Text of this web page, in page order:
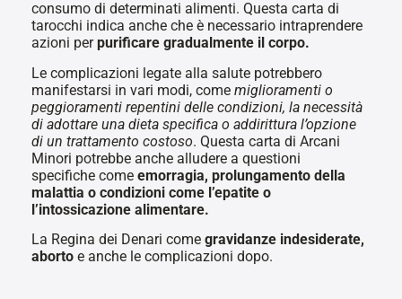
consumo di determinati alimenti. Questa carta di
tarocchi indica anche che è necessario intraprendere
azioni perpurificare gradualmente il corpo.
Le complicazioni legate alla salute potrebbero
manifestarsi in vari modi, come miglioramenti o
peggioramenti repentini delle condizioni, la necessità
di adottare una dieta specifica o addirittura l’opzione
di un trattamento costoso. Questa carta di Arcani
Minori potrebbe anche alludere a questioni
specifiche come emorragia, prolungamento della
malattia o condizioni come l’epatite o
l’intossicazione alimentare.
La Regina dei Denari come gravidanze indesiderate,
aborto e anche le complicazioni dopo.